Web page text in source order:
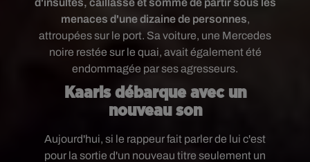
d'insultes, caillassé et sommé de partir sous les
menaces d'une dizaine de personnes,
attroupées sur le port. Sa voiture, une Mercedes
noire restée sur le quai, avait également été
endommagée par ses agresseurs.
Kaaris débarque avec un
nouveau son
Aujourd'hui, si le rappeur fait parler de lui c'est
pour la sortie d'un nouveau titre seulement un